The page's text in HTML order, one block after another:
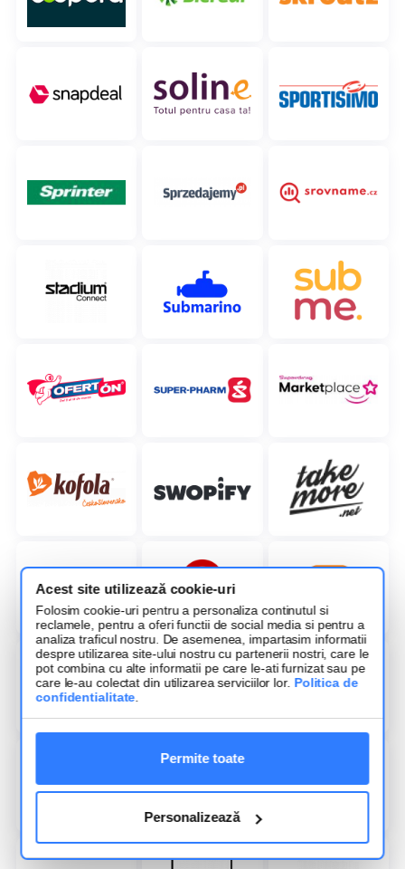
Acest site utilizează cookie-uri
Folosim cookie-uri pentru a personaliza continutul si
reclamele, pentru a oferi functii de social media si pentru a
analiza traficul nostru. De asemenea, impartasim informatii
despre utilizarea site-ului nostru cu partenerii nostri, care le
pot combina cu alte informatii pe care le-ati furnizat sau pe
care le-au colectat din utilizarea serviciilor lor. Politica de
confidentialitate
Permite toate
Personalizează